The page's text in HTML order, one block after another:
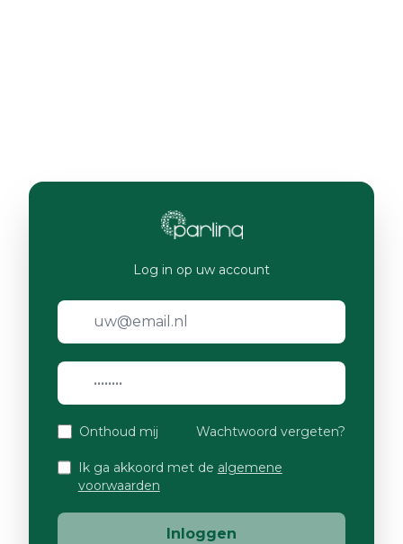
Log in op uw account
Onthoud mij Wachtwoord vergeten?
Ik ga akkoord met de algemene
voorwaarden
Inloggen